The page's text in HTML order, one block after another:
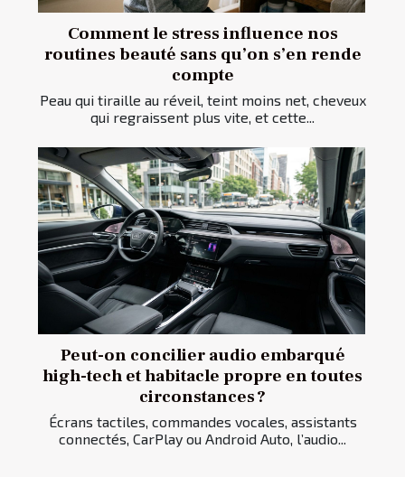
Comment le stress influence nos
routines beauté sans qu’on s’en rende
compte
Peau qui tiraille au réveil, teint moins net, cheveux
qui regraissent plus vite, et cette...
Peut-on concilier audio embarqué
high-tech et habitacle propre en toutes
circonstances ?
Écrans tactiles, commandes vocales, assistants
connectés, CarPlay ou Android Auto, l’audio...